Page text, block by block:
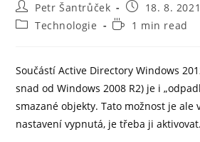
Petr Šantrůček
18. 8. 2021
Technologie
1 min read
Součástí Active Directory Windows
snad od Windows 2008 R2) je i
smazané objekty. Tato možnost je ale
nastavení vypnutá, je třeba ji aktivovat.